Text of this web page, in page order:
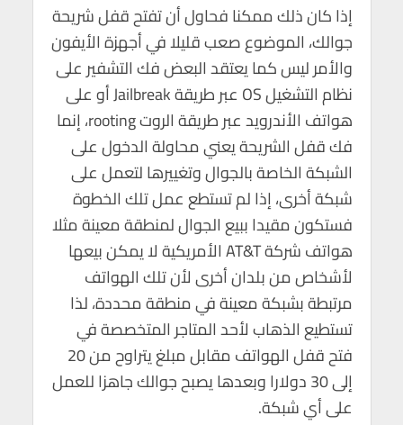
إذا كان ذلك ممكنا فحاول أن تفتح قفل شريحة
جوالك، الموضوع صعب قليلا في أجهزة الأيفون
والأمر ليس كما يعتقد البعض فك التشفير على
نظام التشغيل OS عبر طريقة Jailbreak أو على
هواتف الأندرويد عبر طريقة الروت rooting، إنما
فك قفل الشريحة يعني محاولة الدخول على
الشبكة الخاصة بالجوال وتغييرها لتعمل على
شبكة أخرى، إذا لم تستطع عمل تلك الخطوة
فستكون مقيدا ببيع الجوال لمنطقة معينة مثلا
هواتف شركة AT&T الأمريكية لا يمكن بيعها
لأشخاص من بلدان أخرى لأن تلك الهواتف
مرتبطة بشبكة معينة في منطقة محددة، لذا
تستطيع الذهاب لأحد المتاجر المتخصصة في
فتح قفل الهواتف مقابل مبلغ يتراوح من 20
إلى 30 دولارا وبعدها يصبح جوالك جاهزا للعمل
على أي شبكة.